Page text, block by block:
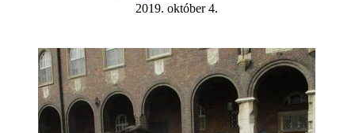
2019. október 4.